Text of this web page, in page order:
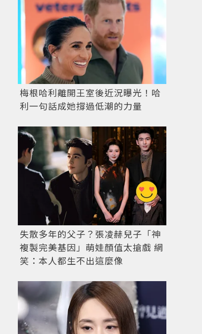
梅根哈利離開王室後近況曝光！哈
利一句話成她撐過低潮的力量
失散多年的父子？張凌赫兒子「神
複製完美基因」萌娃顏值太搶戲 網
笑：本人都生不出這麼像